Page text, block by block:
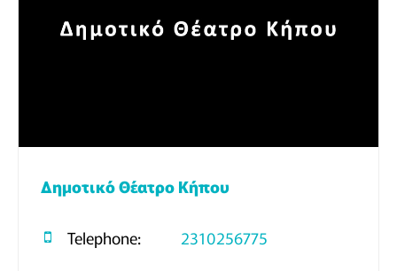
Δημοτικό Θέατρο Κήπου
Telephone: 2310256775